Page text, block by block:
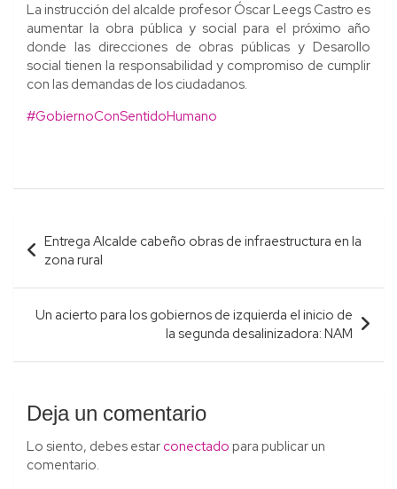
La instrucción del alcalde profesor Óscar Leegs Castro es
aumentar la obra pública y social para el próximo año
donde las direcciones de obras públicas y Desarollo
social tienen la responsabilidad y compromiso de cumplir
con las demandas de los ciudadanos.
#GobiernoConSentidoHumano
Navegación
de
entradas
Entrega Alcalde cabeño obras de infraestructura en la
zona rural
Un acierto para los gobiernos de izquierda el inicio de
la segunda desalinizadora: NAM
Deja un comentario
Lo siento, debes estar conectado para publicar un
comentario.